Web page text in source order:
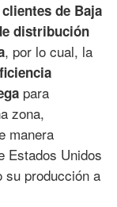
de Baja
distribución
, por lo cual, la
para
zona,
manera
Estados Unidos
su producción a